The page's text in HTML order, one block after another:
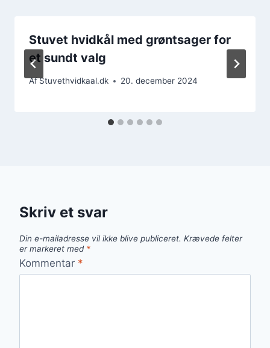
Stuvet hvidkål med grøntsager for
et sundt valg
AfStuvethvidkaal.dk 20. december 2024
Skriv et svar
Din e-mailadresse vil ikke blive publiceret. Krævede felter
er markeret med *
Kommentar *